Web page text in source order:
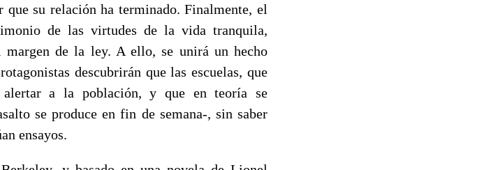
que su relación ha terminado. Finalmente, el
de las virtudes de la vida tranquila,
margen de la ley. A ello, se unirá un hecho
descubrirán que las escuelas, que
a la población, y que en teoría se
se produce en fin de semana-, sin saber
ensayos.